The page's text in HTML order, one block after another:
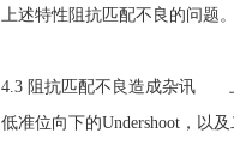
上述特性阻抗匹配不良的问题。
4.3 阻抗匹配不良造成杂讯 上
低准位向下的Undershoot，以